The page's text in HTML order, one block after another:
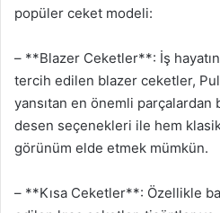
popüler ceket modeli:
– **Blazer Ceketler**: İş
tercih edilen blazer ceketler, Pull
yansıtan en önemli parçalardan
desen seçenekleri ile hem
görünüm elde etmek mümkün.
– **Kısa Ceketler**: Özellikle